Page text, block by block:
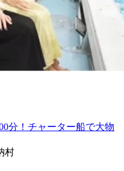
分！チャーター船で大物
村